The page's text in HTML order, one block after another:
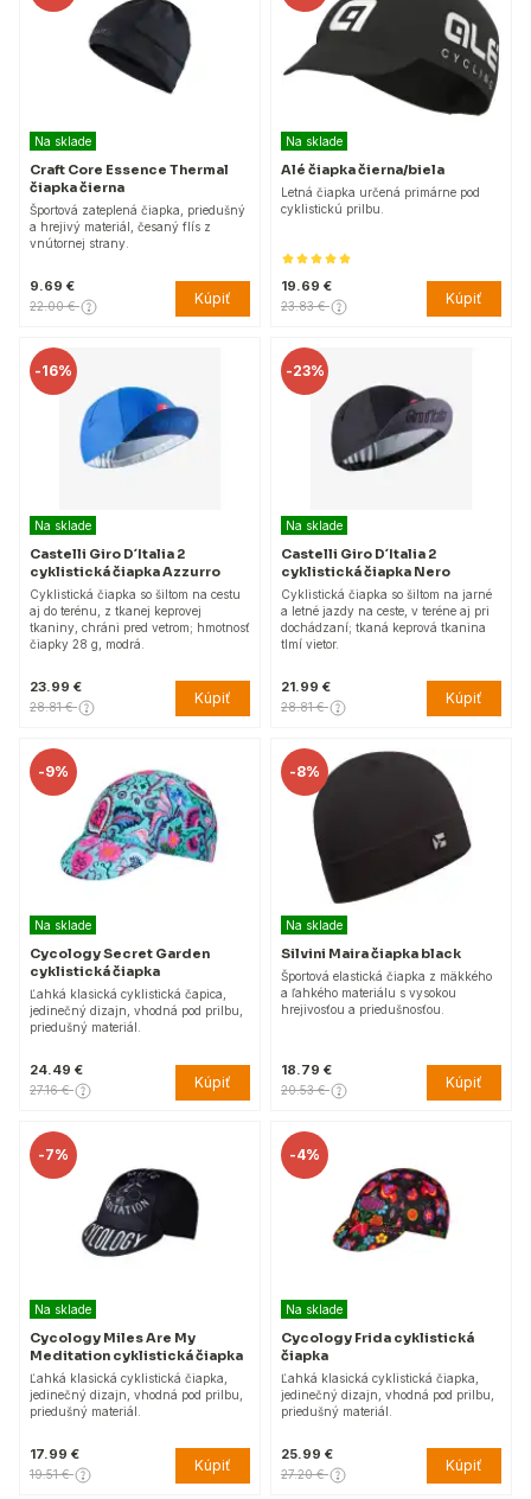
Na sklade
Craft Core Essence Thermal
čiapka čierna
Športová zateplená čiapka, priedušný
a hrejivý materiál, česaný flís z
vnútornej strany.
9.69 €
22.00 € Kúpiť
Na sklade
Alé čiapka čierna/biela
Letná čiapka určená primárne pod
cyklistickú prilbu.
19.69 €
23.83 € Kúpiť
-16%
Na sklade
Castelli Giro D´Italia 2
cyklistická čiapka Azzurro
Cyklistická čiapka so šiltom na cestu
aj do terénu, z tkanej keprovej
tkaniny, chráni pred vetrom; hmotnosť
čiapky 28 g, modrá.
23.99 €
28.81 € Kúpiť
-23%
Na sklade
Castelli Giro D´Italia 2
cyklistická čiapka Nero
Cyklistická čiapka so šiltom na jarné
a letné jazdy na ceste, v teréne aj pri
dochádzaní; tkaná keprová tkanina
tlmí vietor.
21.99 €
28.81 € Kúpiť
-9%
Na sklade
Cycology Secret Garden
cyklistická čiapka
Ľahká klasická cyklistická čapica,
jedinečný dizajn, vhodná pod prilbu,
priedušný materiál.
24.49 €
27.16 € Kúpiť
-8%
Na sklade
Silvini Maira čiapka black
Športová elastická čiapka z mäkkého
a ľahkého materiálu s vysokou
hrejivosťou a priedušnosťou.
18.79 €
20.53 € Kúpiť
-7%
Na sklade
Cycology Miles Are My
Meditation cyklistická čiapka
Ľahká klasická cyklistická čiapka,
jedinečný dizajn, vhodná pod prilbu,
priedušný materiál.
17.99 €
19.51 € Kúpiť
-4%
Na sklade
Cycology Frida cyklistická
čiapka
Ľahká klasická cyklistická čiapka,
jedinečný dizajn, vhodná pod prilbu,
priedušný materiál.
25.99 €
27.20 € Kúpiť